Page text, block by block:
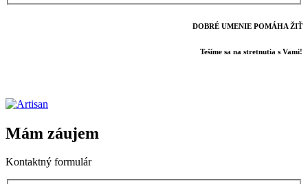
DOBRÉ UMENIE POMÁHA ŽIŤ
Tešíme sa na stretnutia s Vami!
Mám záujem
Kontaktný formulár